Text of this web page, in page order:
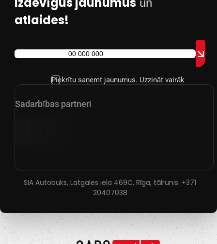
un
atlaides!
Piekrītu saņemt jaunumus. Uzzināt vairāk
Sadarbības partneri
SIA Autobuks, Latgales iela 469C, Rīga, tālrunis: +371
20407038